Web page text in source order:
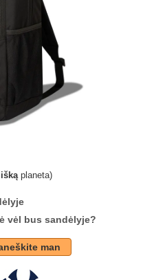
planeta)
vėl bus sandėlyje?
man